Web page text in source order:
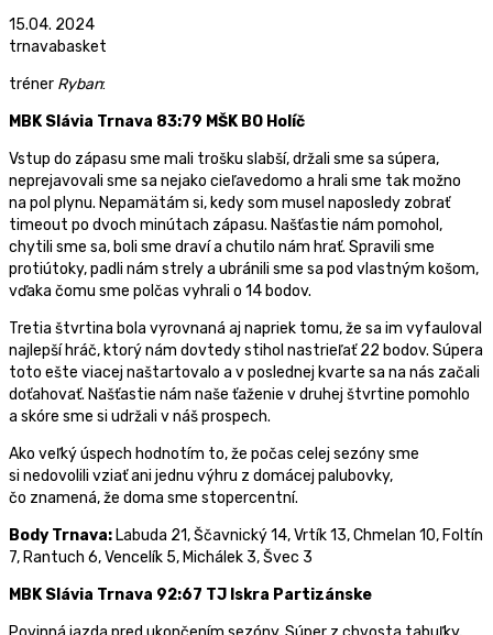
15.04. 2024
trnavabasket
tréner Ryban:
MBK Slávia Trnava 83:79 MŠK BO Holíč
Vstup do zápasu sme mali trošku slabší, držali sme sa súpera,
neprejavovali sme sa nejako cieľavedomo a hrali sme tak možno
na pol plynu. Nepamätám si, kedy som musel naposledy zobrať
timeout po dvoch minútach zápasu. Našťastie nám pomohol,
chytili sme sa, boli sme draví a chutilo nám hrať. Spravili sme
protiútoky, padli nám strely a ubránili sme sa pod vlastným košom,
vďaka čomu sme polčas vyhrali o 14 bodov.
Tretia štvrtina bola vyrovnaná aj napriek tomu, že sa im vyfauloval
najlepší hráč, ktorý nám dovtedy stihol nastrieľať 22 bodov. Súpera
toto ešte viacej naštartovalo a v poslednej kvarte sa na nás začali
doťahovať. Našťastie nám naše ťaženie v druhej štvrtine pomohlo
a skóre sme si udržali v náš prospech.
Ako veľký úspech hodnotím to, že počas celej sezóny sme
si nedovolili vziať ani jednu výhru z domácej palubovky,
čo znamená, že doma sme stopercentní.
Body Trnava: Labuda 21, Ščavnický 14, Vrtík 13, Chmelan 10, Foltín
7, Rantuch 6, Vencelík 5, Michálek 3, Švec 3
MBK Slávia Trnava 92:67 TJ Iskra Partizánske